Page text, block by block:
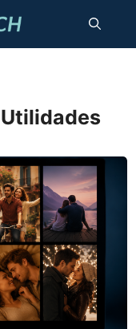
Utilidades